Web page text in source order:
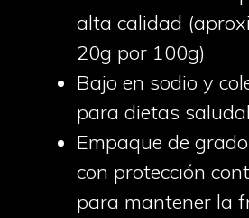
alta calidad
20g por 100g)
Bajo en sodio y
para dietas
Empaque de
con protección
para mantener la